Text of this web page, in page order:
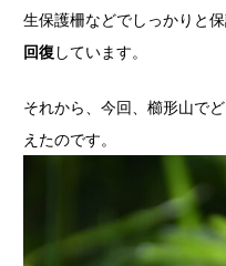
生保護柵などでしっかりと
回復 しています。
それから、今回、櫛形山で
えたのです。